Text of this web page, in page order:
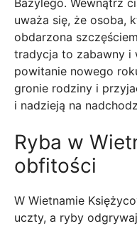
Bazylego. Wewnątrz
uważa się, że osoba,
obdarzona
tradycja to zabawny i
powitanie nowego
gronie rodziny i
i nadzieją na
Ryba w
obfitości
W Wietnamie
uczty, a ryby